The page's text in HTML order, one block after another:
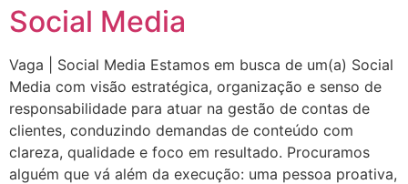
Social Media
Vaga | Social Media Estamos em busca de um(a) Social
Media com visão estratégica, organização e senso de
responsabilidade para atuar na gestão de contas de
clientes, conduzindo demandas de conteúdo com
clareza, qualidade e foco em resultado. Procuramos
alguém que vá além da execução: uma pessoa proativa,